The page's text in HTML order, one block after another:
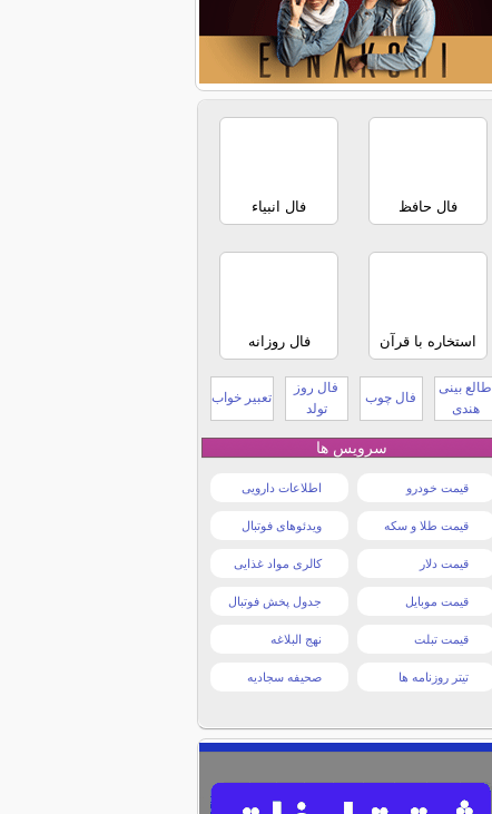
فال حافظ فال انبیاء
استخاره با قرآن فال روزانه
طالع بینی
هندی
فال چوب
فال روز
تولد
تعبیر خواب
سرویس ها
قیمت خودرو اطلاعات دارویی
قیمت طلا و سکه ویدئوهای فوتبال
قیمت دلار کالری مواد غذایی
قیمت موبایل جدول پخش فوتبال
قیمت تبلت نهج البلاغه
تیتر روزنامه ها صحیفه سجادیه